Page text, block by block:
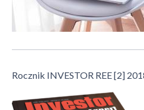
Rocznik INVESTOR REE [2]